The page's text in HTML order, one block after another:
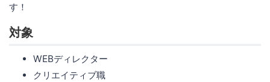
す！
対象
WEBディレクター
クリエイティブ職